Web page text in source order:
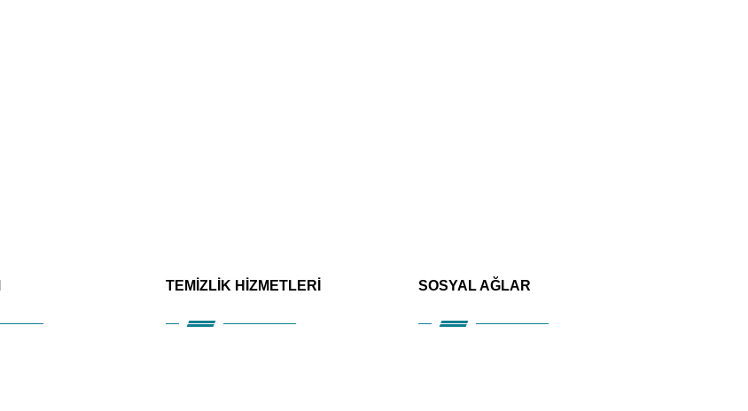
TEMİZLİK HİZMETLERİ SOSYAL AĞLAR